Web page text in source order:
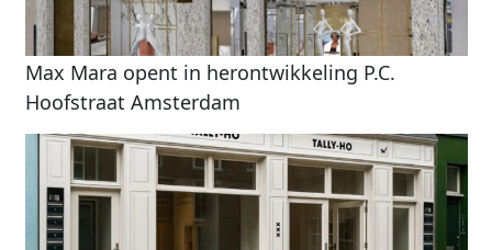
Max Mara opent in herontwikkeling P.C.
Hoofstraat Amsterdam